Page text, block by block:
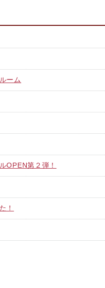
ーム
OPEN第２弾！
！